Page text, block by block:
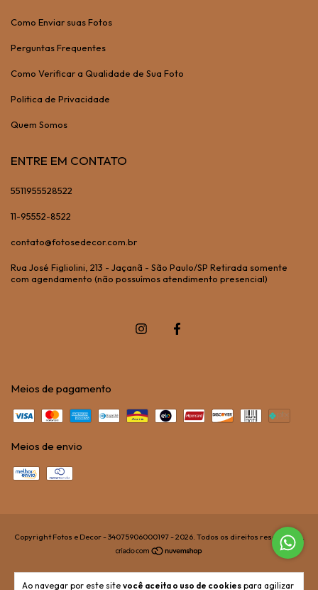
Ao navegar por este site você aceita o uso de cookies para agilizar
Como Enviar suas Fotos
Perguntas Frequentes
Como Verificar a Qualidade de Sua Foto
Politica de Privacidade
Quem Somos
ENTRE EM CONTATO
5511955528522
11-95552-8522
contato@fotosedecor.com.br
Rua José Figliolini, 213 - Jaçanã - São Paulo/SP Retirada somente
com agendamento (não possuímos atendimento presencial)
Meios de pagamento
Meios de envio
Copyright Fotos e Decor - 34075906000197 - 2026. Todos os direitos reservados.